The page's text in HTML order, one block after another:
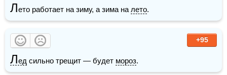
Лето работает на зиму, а зима на лето.
+95
Лед сильно трещит — будет мороз.